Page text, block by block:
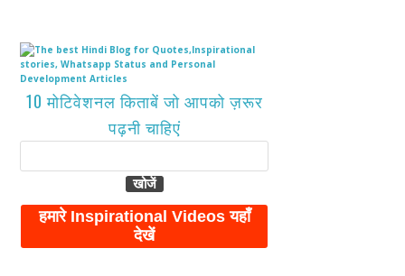
10 मोटिवेशनल किताबें जो आपको ज़रूर
पढ़नी चाहिएं